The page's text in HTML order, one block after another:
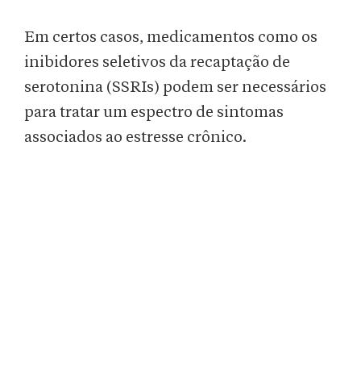
Em certos casos, medicamentos como os
inibidores seletivos da recaptação de
serotonina (SSRIs) podem ser necessários
para tratar um espectro de sintomas
associados ao estresse crônico.